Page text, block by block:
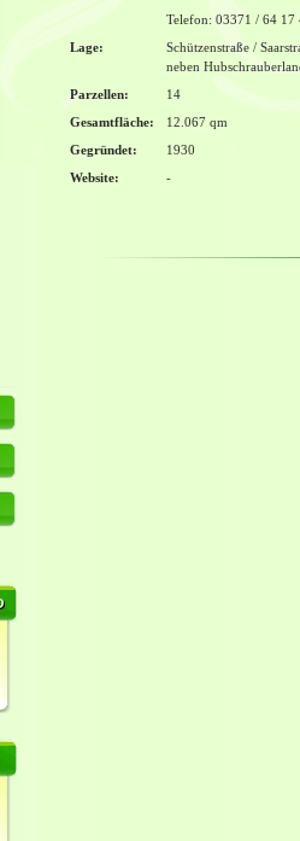
Telefon: 03371 / 64 17
Lage:
Schützenstraße /
neben
Parzellen:
14
Gesamtfläche:
12.067 qm
Gegründet:
1930
Website:
-